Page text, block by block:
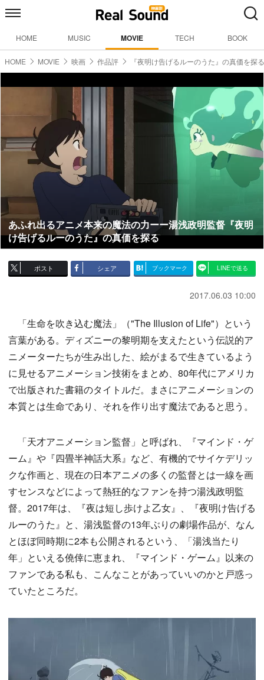
HOME MUSIC MOVIE TECH BOOK
HOME MOVIE 映画 作品評 『夜明け告げるルーのうた』の真価を探る
あふれ出るアニメ本来の魔法の力ーー湯浅政明監督『夜明
け告げるルーのうた』の真価を探る
ポスト シェア ブックマーク LINEで送る
2017.06.03 10:00
「生命を吹き込む魔法」（"The Illusion of Life"）という
言葉がある。ディズニーの黎明期を支えたという伝説的ア
ニメーターたちが生み出した、絵がまるで生きているよう
に見せるアニメーション技術をまとめ、80年代にアメリカ
で出版された書籍のタイトルだ。まさにアニメーションの
本質とは生命であり、それを作り出す魔法であると思う。
「天才アニメーション監督」と呼ばれ、『マインド・ゲ
ーム』や『四畳半神話大系』など、有機的でサイケデリッ
クな作画と、現在の日本アニメの多くの監督とは一線を画
すセンスなどによって熱狂的なファンを持つ湯浅政明監
督。2017年は、『夜は短し歩けよ乙女』、『夜明け告げる
ルーのうた』と、湯浅監督の13年ぶりの劇場作品が、なん
とほぼ同時期に2本も公開されるという、「湯浅当たり
年」といえる僥倖に恵まれ、『マインド・ゲーム』以来の
ファンである私も、こんなことがあっていいのかと戸惑っ
ていたところだ。